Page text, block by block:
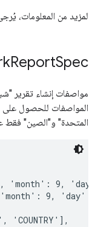
لمزيد من المعلومات،
ReportSpec
المواصفات للحصول على
المتحدة" و"الصين" فقط
'month': 9,
9, 'day':
'COUNTRY'],